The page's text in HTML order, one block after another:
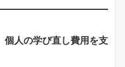
個人の学び直し費用を支